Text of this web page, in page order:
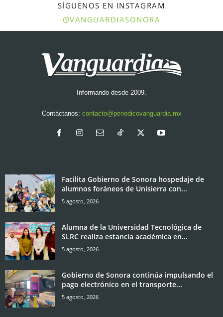
SÍGUENOS EN INSTAGRAM
@VANGUARDIASONORA
Informando desde 2009.
Contáctanos: contacto@periodicovanguardia.mx
Facilita Gobierno de Sonora hospedaje de
alumnos foráneos de Unisierra con...
5 agosto, 2026
Alumna de la Universidad Tecnológica de
SLRC realiza estancia académica en...
5 agosto, 2026
Gobierno de Sonora continúa impulsando el
pago electrónico en el transporte...
5 agosto, 2026